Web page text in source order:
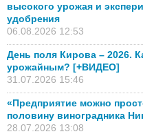
высокого урожая и
удобрения
06.08.2026 12:53
День поля Кирова – 2026.
урожайным? [+ВИДЕО]
31.07.2026 15:46
«Предприятие можно
половину виноградника
28.07.2026 13:08